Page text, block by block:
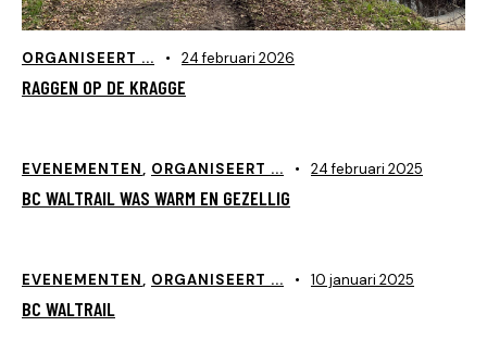
ORGANISEERT ... 24 februari 2026
RAGGEN OP DE KRAGGE
EVENEMENTEN, ORGANISEERT ... 24 februari 2025
BC WALTRAIL WAS WARM EN GEZELLIG
EVENEMENTEN, ORGANISEERT ... 10 januari 2025
BC WALTRAIL